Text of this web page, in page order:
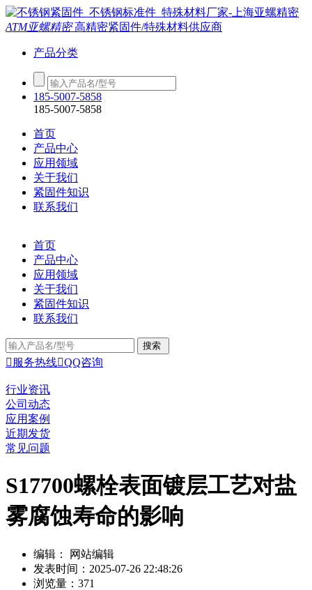
ATM亚螺精密高精密紧固件/特殊材料供应商
产品分类
185-5007-5858
185-5007-5858
首页
产品中心
应用领域
关于我们
紧固件知识
联系我们
首页
产品中心
应用领域
关于我们
紧固件知识
联系我们
 服务热线QQ咨询
行业资讯
公司动态
应用案例
近期发货
常见问题
S17700螺栓表面镀层工艺对盐
雾腐蚀寿命的影响
编辑： 网站编辑
发表时间：2025-07-26 22:48:26
浏览量：371